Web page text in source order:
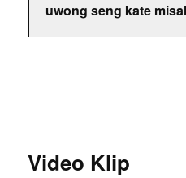
uwong seng kate
Video Klip